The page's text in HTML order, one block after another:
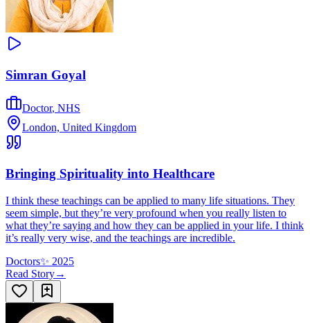
Simran Goyal
Doctor, NHS
London, United Kingdom
Bringing Spirituality into Healthcare
I think these teachings can be applied to many life situations. They
seem simple, but they’re very profound when you really listen to
what they’re saying and how they can be applied in your life. I think
it’s really very wise, and the teachings are incredible.
Doctors✨ 2025
Read Story→